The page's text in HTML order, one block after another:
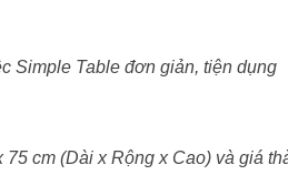
Simple Table đơn giản, tiện dụng
cm (Dài x Rộng x Cao) và giá